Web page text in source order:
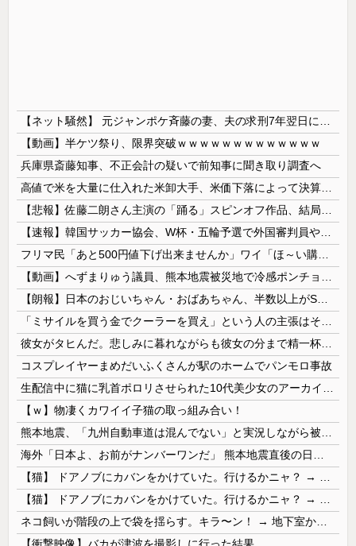
【動画】半ケツ祭り、限界突破ｗｗｗｗｗｗｗｗｗｗｗｗｗ
兵庫県斎藤知事、不正会計の疑いで前知事に聞き取り調査へ
コスプレイヤーまめだいふくさんが駅のホームでパンモロ事故
【ｗ】物凄くカワイイ子猫の取っ組み合い！